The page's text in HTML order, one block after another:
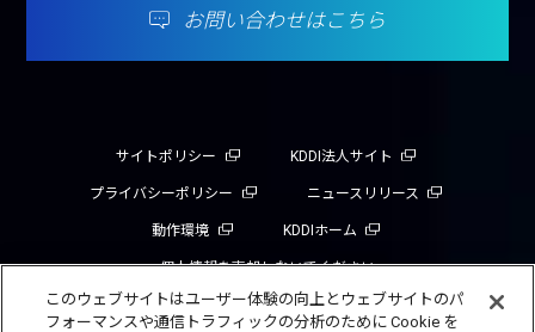
お問い合わせはこちら
サイトポリシー KDDI法人サイト
プライバシーポリシー ニュースリリース
動作環境 KDDIホーム
個人情報を売却しないでください
このウェブサイトはユーザー体験の向上とウェブサイトのパ
フォーマンスや通信トラフィックの分析のために Cookie を